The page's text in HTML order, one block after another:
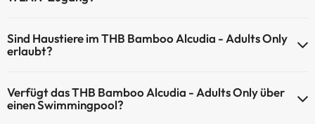
Sind Haustiere im THB Bamboo Alcudia - Adults Only
erlaubt?
Verfügt das THB Bamboo Alcudia - Adults Only über
einen Swimmingpool?